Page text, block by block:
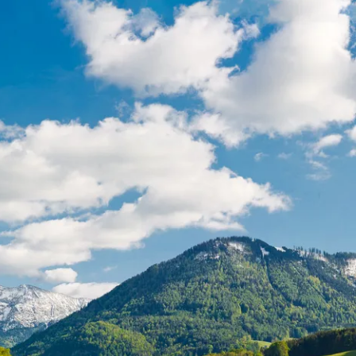
& Verkehr
im Kurpark
Tourismus